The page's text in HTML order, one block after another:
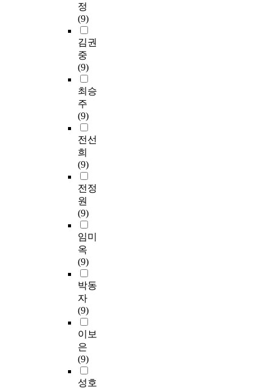
정
(9)
김권
중
(9)
최승
주
(9)
전선
희
(9)
전정
원
(9)
임미
옥
(9)
박동
자
(9)
이보
은
(9)
성호